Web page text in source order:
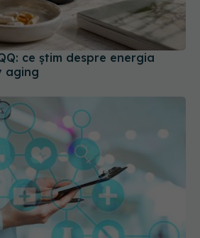
ce știm despre energia
aging